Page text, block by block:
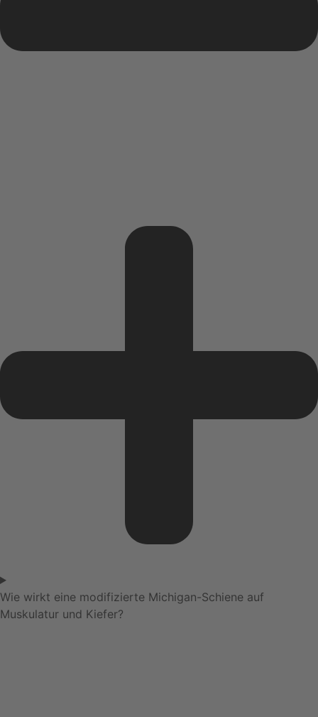
Wie wirkt eine modifizierte Michigan-Schiene auf
Muskulatur und Kiefer?